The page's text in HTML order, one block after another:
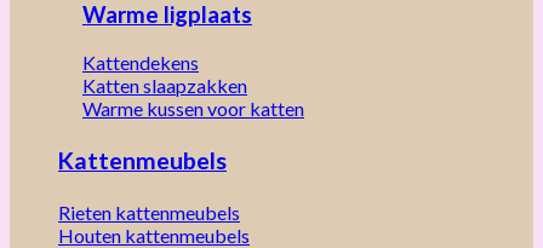
Warme ligplaats
Kattendekens
Katten slaapzakken
Warme kussen voor katten
Kattenmeubels
Rieten kattenmeubels
Houten kattenmeubels